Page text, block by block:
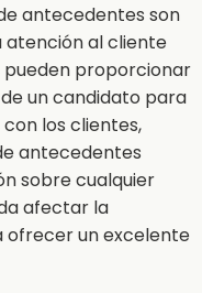
antecedentes son
atención al cliente
pueden proporcionar
un candidato para
los clientes,
antecedentes
sobre cualquier
afectar la
ofrecer un excelente